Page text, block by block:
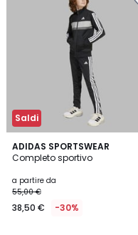
Saldi
ADIDAS SPORTSWEAR
Completo sportivo
a partire da
55,00 €
38,50 € -30%
4,8
/ 5